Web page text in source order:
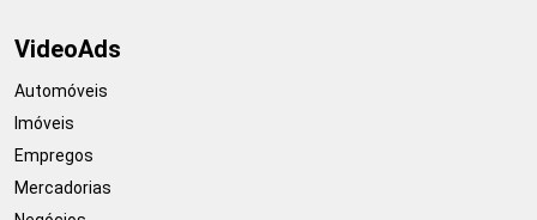
VideoAds
Automóveis
Imóveis
Empregos
Mercadorias